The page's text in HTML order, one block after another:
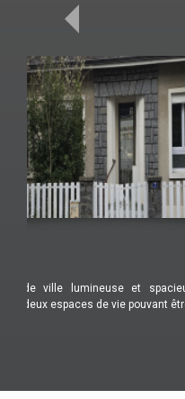
Entièrement rénové, au
de la gare, du pôle